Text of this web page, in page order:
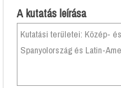
A kutatás leírása
Kutatási területei: Közép-
Spanyolország és Latin-